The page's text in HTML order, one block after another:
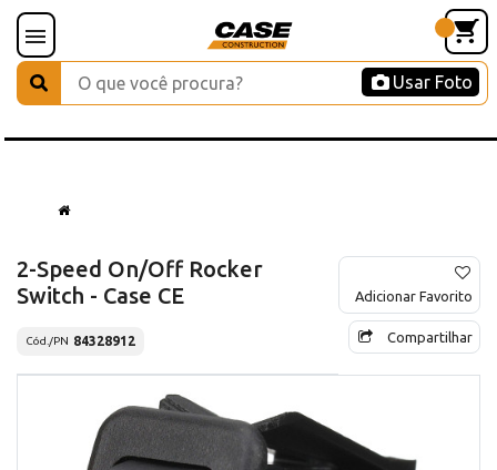
Usar Foto
2-Speed On/Off Rocker
Switch - Case CE
Cód./PN 84328912
Adicionar Favorito
Compartilhar